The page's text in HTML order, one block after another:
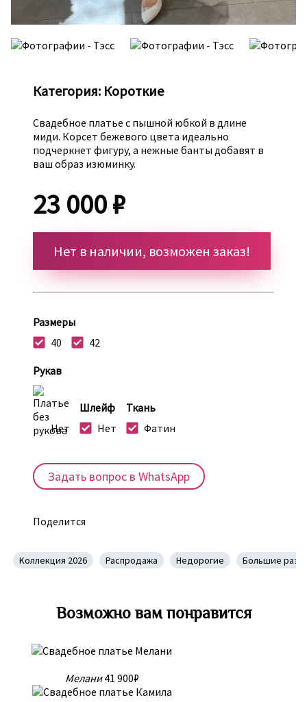
Категория: Короткие
Свадебное платье с пышной юбкой в длине
миди. Корсет бежевого цвета идеально
подчеркнет фигуру, а нежные банты добавят в
ваш образ изюминку.
23 000 ₽
Нет в наличии, возможен заказ!
Размеры
40
42
Рукав
Нет
Шлейф
Нет
Ткань
Фатин
Задать вопрос в WhatsApp
Поделится
Kоллекция 2026 Распродажа Недорогие Большие
Возможно вам понравится
Мелани 41 900₽